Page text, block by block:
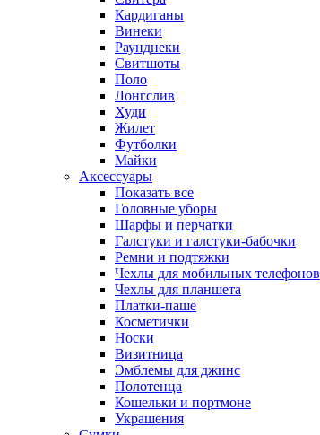
Кардиганы
Винеки
Раунднеки
Свитшоты
Поло
Лонгслив
Худи
Жилет
Футболки
Майки
Аксессуары
Показать все
Головные уборы
Шарфы и перчатки
Галстуки и галстуки-бабочки
Ремни и подтяжки
Чехлы для мобильных телефонов
Чехлы для планшета
Платки-паше
Косметички
Носки
Визитница
Эмблемы для джинс
Полотенца
Кошельки и портмоне
Украшения